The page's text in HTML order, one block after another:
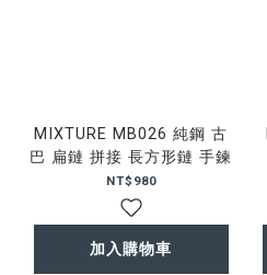
MIXTURE MB026 純鋼 古
巴 扁鏈 拼接 長方形鏈 手鍊
NT$980
加入購物車